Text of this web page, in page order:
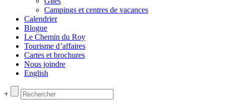
Campings et centres de vacances
Calendrier
Blogue
Le Chemin du Roy
Tourisme d’affaires
Cartes et brochures
Nous joindre
English
+